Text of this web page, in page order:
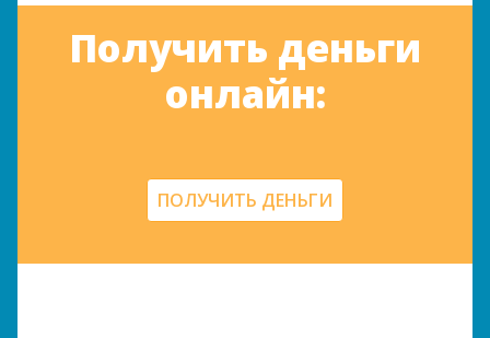
Получить деньги
онлайн:
ПОЛУЧИТЬ ДЕНЬГИ